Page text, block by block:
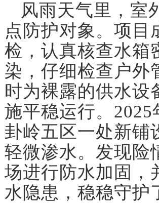
风雨天气里，室
点防护对象。项目
检，认真核查水箱
染，仔细检查户外
时为裸露的供水设
施平稳运行。
卦岭五区一处新铺
轻微渗水。发现险
场进行防水加固，
水隐患，稳稳守护